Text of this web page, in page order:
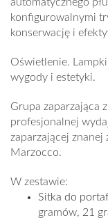
konfigurowalnymi
konserwację i
Oświetlenie.
wygody i estetyki.
Grupa zaparzająca
profesjonalnej
zaparzającej znanej
Marzocco.
W zestawie:
Sitka do
gramów, 21